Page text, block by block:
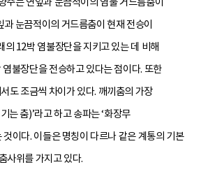
눈끔적이의 거드름춤이 현재 전승이
의 12박 염불장단을 지키고 있는 데 비해
불장단을 전승하고 있다는 점이다. 또한
도 조금씩 차이가 있다. 깨끼춤의 가장
는 춤)’라고 하고 송파는 ‘화장무
이다. 이들은 명칭이 다르나 같은 계통의 기본
사위를 가지고 있다.